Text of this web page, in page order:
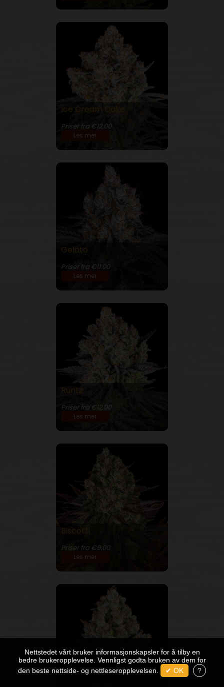
Ice Cream Cake
Priser fra €12.00
Les mer
Gelato
Priser fra €11.00
Les mer
Runtz
Priser fra €12.00
Les mer
Biscotti
Priser fra €9.00
Les mer
OG Kush
Nettstedet vårt bruker informasjonskapsler for å tilby en
bedre brukeropplevelse. Vennligst godta bruken av dem for
den beste nettside- og nettleseropplevelsen.
✔ OK ?